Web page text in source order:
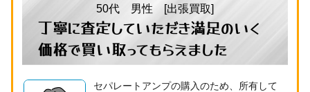
50代 男性 [出張買取]
丁寧に査定していただき満足のいく
価格で買い取ってもらえました
セパレートアンプの購入のため、所有して